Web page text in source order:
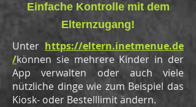
Einfache Kontrolle mit dem
Elternzugang!
Unter https://eltern.inetmenue.de
/können sie mehrere Kinder in der
App verwalten oder auch viele
nützliche dinge wie zum Beispiel das
Kiosk- oder Bestelllimit ändern.